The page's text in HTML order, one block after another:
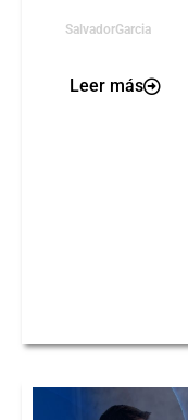
SalvadorGarcia
Leer más